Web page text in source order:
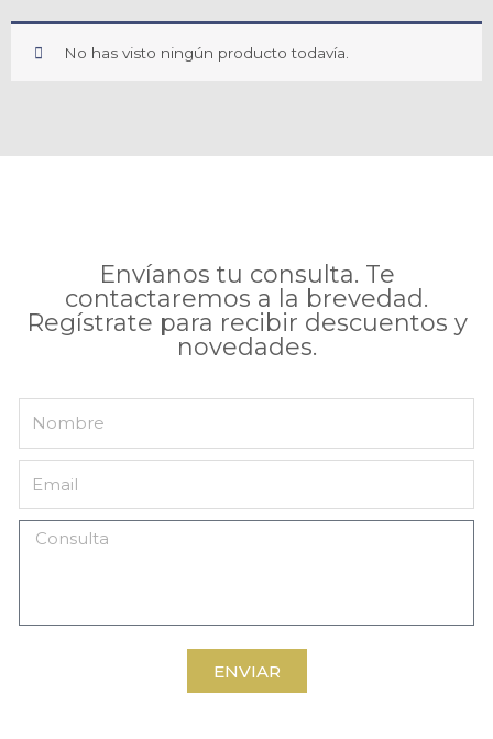
No has visto ningún producto todavía.
Envíanos tu consulta. Te
contactaremos a la brevedad.
Regístrate para recibir descuentos y
novedades.
ENVIAR